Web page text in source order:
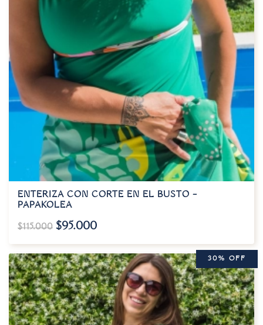
ENTERIZA CON CORTE EN EL BUSTO –
PAPAKOLEA
$115.000 $95.000
30% OFF